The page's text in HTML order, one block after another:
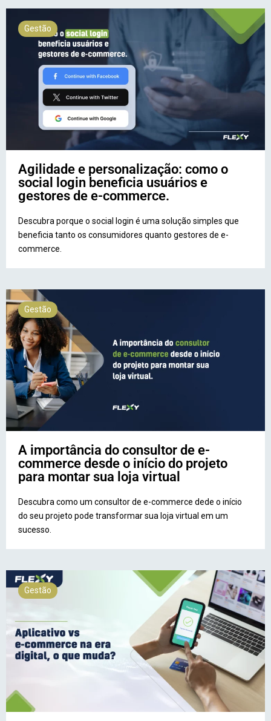
Gestão
Agilidade e personalização: como o
social login beneficia usuários e
gestores de e-commerce.
Descubra porque o social login é uma solução simples que
beneficia tanto os consumidores quanto gestores de e-
commerce.
Gestão
A importância do consultor de e-
commerce desde o início do projeto
para montar sua loja virtual
Descubra como um consultor de e-commerce dede o início
do seu projeto pode transformar sua loja virtual em um
sucesso.
Gestão